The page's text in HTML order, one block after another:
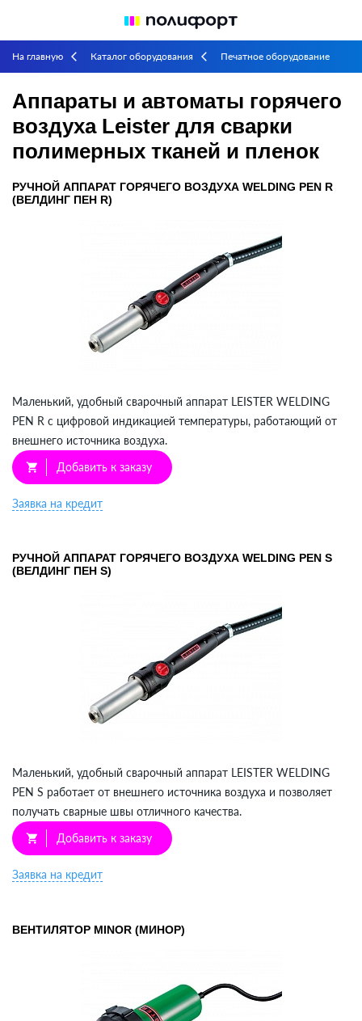
На главную arrow_back_ios Каталог оборудования arrow_back_ios Печатное оборудование
воздуха Leister для сварки полимерных тканей и пленок
Аппараты и автоматы горячего
воздуха Leister для сварки
полимерных тканей и пленок
РУЧНОЙ АППАРАТ ГОРЯЧЕГО ВОЗДУХА WELDING PEN R
(ВЕЛДИНГ ПЕН R)
Маленький, удобный сварочный аппарат LEISTER WELDING
PEN R с цифровой индикацией температуры, работающий от
внешнего источника воздуха.
shopping_cart Добавить к заказу
Заявка на кредит
РУЧНОЙ АППАРАТ ГОРЯЧЕГО ВОЗДУХА WELDING PEN S
(ВЕЛДИНГ ПЕН S)
Маленький, удобный сварочный аппарат LEISTER WELDING
PEN S работает от внешнего источника воздуха и позволяет
получать сварные швы отличного качества.
shopping_cart Добавить к заказу
Заявка на кредит
ВЕНТИЛЯТОР MINOR (МИНОР)